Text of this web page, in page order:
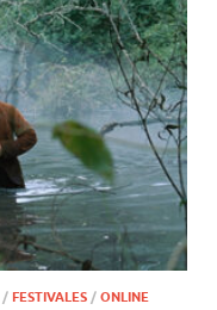
/ FESTIVALES / ONLINE